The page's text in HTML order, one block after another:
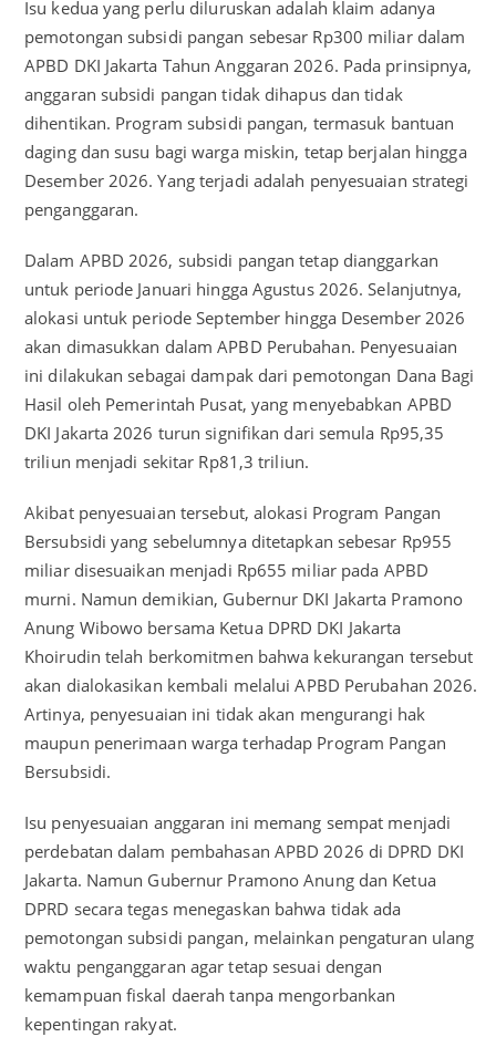
Isu kedua yang perlu diluruskan adalah klaim adanya
pemotongan subsidi pangan sebesar Rp300 miliar dalam
APBD DKI Jakarta Tahun Anggaran 2026. Pada prinsipnya,
anggaran subsidi pangan tidak dihapus dan tidak
dihentikan. Program subsidi pangan, termasuk bantuan
daging dan susu bagi warga miskin, tetap berjalan hingga
Desember 2026. Yang terjadi adalah penyesuaian strategi
penganggaran.
Dalam APBD 2026, subsidi pangan tetap dianggarkan
untuk periode Januari hingga Agustus 2026. Selanjutnya,
alokasi untuk periode September hingga Desember 2026
akan dimasukkan dalam APBD Perubahan. Penyesuaian
ini dilakukan sebagai dampak dari pemotongan Dana Bagi
Hasil oleh Pemerintah Pusat, yang menyebabkan APBD
DKI Jakarta 2026 turun signifikan dari semula Rp95,35
triliun menjadi sekitar Rp81,3 triliun.
Akibat penyesuaian tersebut, alokasi Program Pangan
Bersubsidi yang sebelumnya ditetapkan sebesar Rp955
miliar disesuaikan menjadi Rp655 miliar pada APBD
murni. Namun demikian, Gubernur DKI Jakarta Pramono
Anung Wibowo bersama Ketua DPRD DKI Jakarta
Khoirudin telah berkomitmen bahwa kekurangan tersebut
akan dialokasikan kembali melalui APBD Perubahan 2026.
Artinya, penyesuaian ini tidak akan mengurangi hak
maupun penerimaan warga terhadap Program Pangan
Bersubsidi.
Isu penyesuaian anggaran ini memang sempat menjadi
perdebatan dalam pembahasan APBD 2026 di DPRD DKI
Jakarta. Namun Gubernur Pramono Anung dan Ketua
DPRD secara tegas menegaskan bahwa tidak ada
pemotongan subsidi pangan, melainkan pengaturan ulang
waktu penganggaran agar tetap sesuai dengan
kemampuan fiskal daerah tanpa mengorbankan
kepentingan rakyat.